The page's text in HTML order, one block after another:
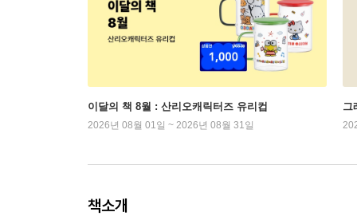
이달의 책 8월 : 산리오캐릭터즈 유리컵
2026년 08월 01일 ~ 2026년 08월 31일
그
책소개